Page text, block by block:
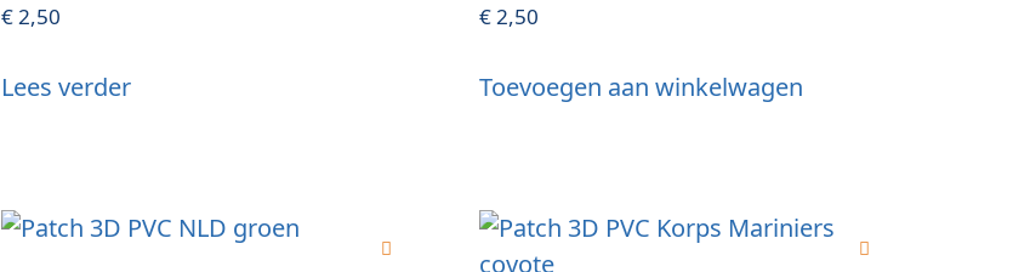
€2,50
Lees verder
€2,50
Toevoegen aan winkelwagen